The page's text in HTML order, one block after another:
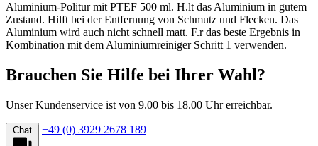
Aluminium-Politur mit PTEF 500 ml. H.lt das Aluminium in gutem
Zustand. Hilft bei der Entfernung von Schmutz und Flecken. Das
Aluminium wird auch nicht schnell matt. F.r das beste Ergebnis in
Kombination mit dem Aluminiumreiniger Schritt 1 verwenden.
Brauchen Sie Hilfe bei Ihrer Wahl?
Unser Kundenservice ist von 9.00 bis 18.00 Uhr erreichbar.
Chat +49 (0) 3929 2678 189